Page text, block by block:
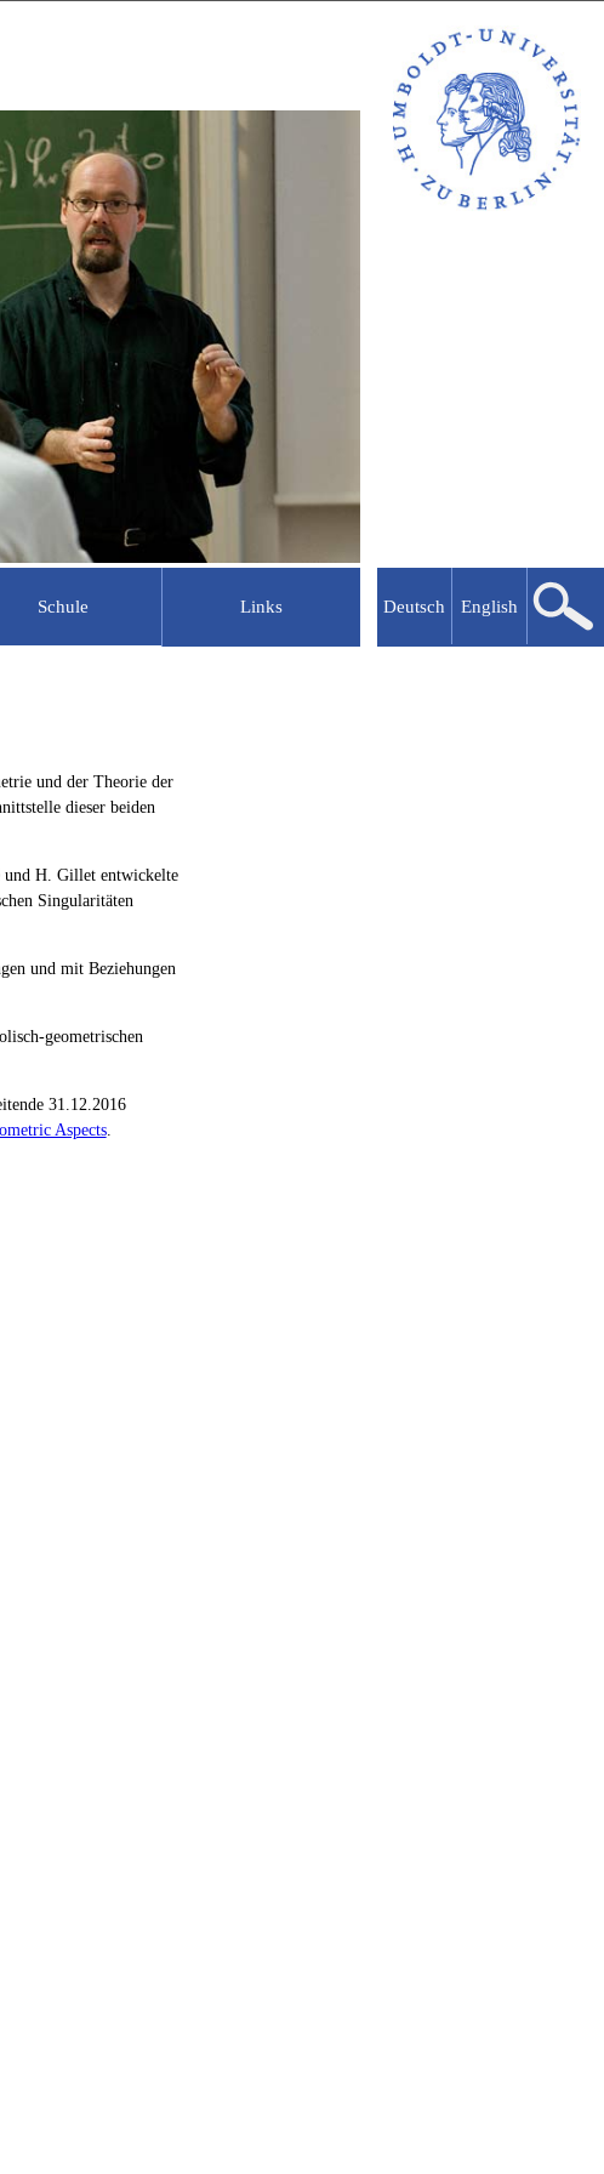
Center
Schule
Sommerschule
Links Deutsch English
und der Theorie der
dieser beiden
und H. Gillet entwickelte
Singularitäten
und mit Beziehungen
geometrischen
31.12.2016
Aspects.